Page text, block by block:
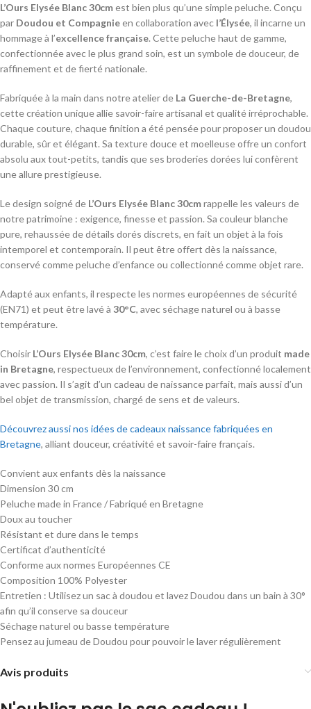
L’Ours Elysée Blanc 30cmest bien plus qu’une simple peluche. Conçu
par Doudou et Compagnieen collaboration avec l’Élysée, il incarne un
hommage à l’excellence française. Cette peluche haut de gamme,
confectionnée avec le plus grand soin, est un symbole de douceur, de
raffinement et de fierté nationale.
Fabriquée à la main dans notre atelier de La Guerche-de-Bretagne,
cette création unique allie savoir-faire artisanal et qualité irréprochable.
Chaque couture, chaque finition a été pensée pour proposer un doudou
durable, sûr et élégant. Sa texture douce et moelleuse offre un confort
absolu aux tout-petits, tandis que ses broderies dorées lui confèrent
une allure prestigieuse.
Le design soigné de L’Ours Elysée Blanc 30cmrappelle les valeurs de
notre patrimoine : exigence, finesse et passion. Sa couleur blanche
pure, rehaussée de détails dorés discrets, en fait un objet à la fois
intemporel et contemporain. Il peut être offert dès la naissance,
conservé comme peluche d’enfance ou collectionné comme objet rare.
Adapté aux enfants, il respecte les normes européennes de sécurité
(EN71) et peut être lavé à 30°C, avec séchage naturel ou à basse
température.
Choisir L’Ours Elysée Blanc 30cm, c’est faire le choix d’un produit made
in Bretagne, respectueux de l’environnement, confectionné localement
avec passion. Il s’agit d’un cadeau de naissance parfait, mais aussi d’un
bel objet de transmission, chargé de sens et de valeurs.
Découvrez aussi nos idées de cadeaux naissance fabriquées en
Bretagne, alliant douceur, créativité et savoir-faire français.
Convient aux enfants dès la naissance
Dimension 30 cm
Peluche made in France / Fabriqué en Bretagne
Doux au toucher
Résistant et dure dans le temps
Certificat d’authenticité
Conforme aux normes Européennes CE
Composition 100% Polyester
Entretien : Utilisez un sac à doudou et lavez Doudou dans un bain à 30°
afin qu’il conserve sa douceur
Séchage naturel ou basse température
Pensez au jumeau de Doudou pour pouvoir le laver régulièrement
Avis produits